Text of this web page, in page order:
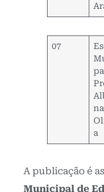
07
a
A publicação é
Municipal de